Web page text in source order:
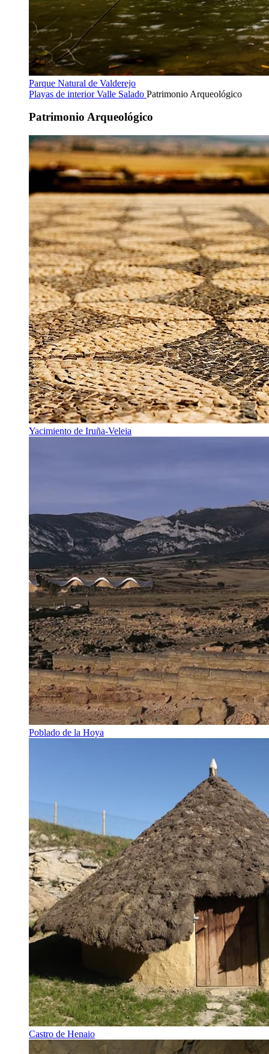
Parque Natural de Valderejo
Playas de interiorValle Salado Patrimonio Arqueológico
Patrimonio Arqueológico
Yacimiento de Iruña-Veleia
Poblado de la Hoya
Castro de Henaio